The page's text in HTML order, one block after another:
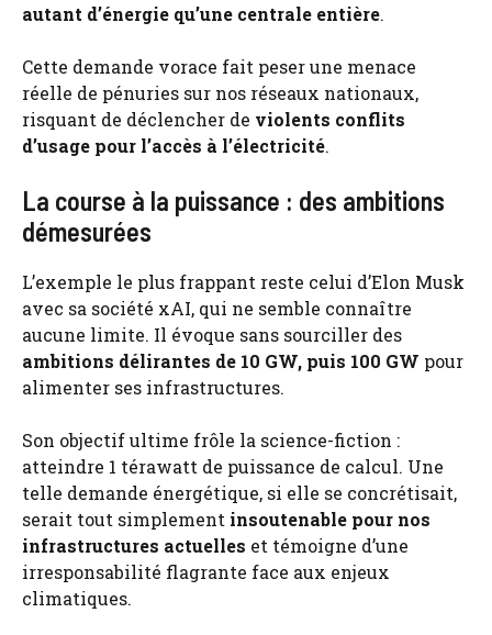
autant d’énergie qu’une centrale entière.
Cette demande vorace fait peser une menace
réelle de pénuries sur nos réseaux nationaux,
risquant de déclencher de violents conflits
d’usage pour l’accès à l’électricité.
La course à la puissance : des ambitions
démesurées
L’exemple le plus frappant reste celui d’Elon Musk
avec sa société xAI, qui ne semble connaître
aucune limite. Il évoque sans sourciller des
ambitions délirantes de 10 GW, puis 100 GW pour
alimenter ses infrastructures.
Son objectif ultime frôle la science-fiction :
atteindre 1 térawatt de puissance de calcul. Une
telle demande énergétique, si elle se concrétisait,
serait tout simplement insoutenable pour nos
infrastructures actuelles et témoigne d’une
irresponsabilité flagrante face aux enjeux
climatiques.